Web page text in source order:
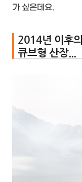
가 싶은데요.
2014년 이후
큐브형 산장...